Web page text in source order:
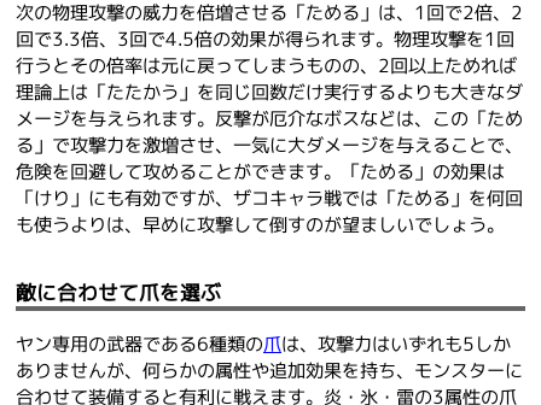
次の物理攻撃の威力を倍増させる「ためる」は、1回で2倍、2
回で3.3倍、3回で4.5倍の効果が得られます。物理攻撃を1回
行うとその倍率は元に戻ってしまうものの、2回以上ためれば
理論上は「たたかう」を同じ回数だけ実行するよりも大きなダ
メージを与えられます。反撃が厄介なボスなどは、この「ため
る」で攻撃力を激増させ、一気に大ダメージを与えることで、
危険を回避して攻めることができます。「ためる」の効果は
「けり」にも有効ですが、ザコキャラ戦では「ためる」を何回
も使うよりは、早めに攻撃して倒すのが望ましいでしょう。
敵に合わせて爪を選ぶ
ヤン専用の武器である6種類の爪は、攻撃力はいずれも5しか
ありませんが、何らかの属性や追加効果を持ち、モンスターに
合わせて装備すると有利に戦えます。炎・氷・雷の3属性の爪